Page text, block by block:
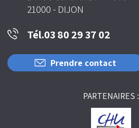
21000 - DIJON
Tél.03 80 29 37 02
Prendre contact
PARTENAIRES :